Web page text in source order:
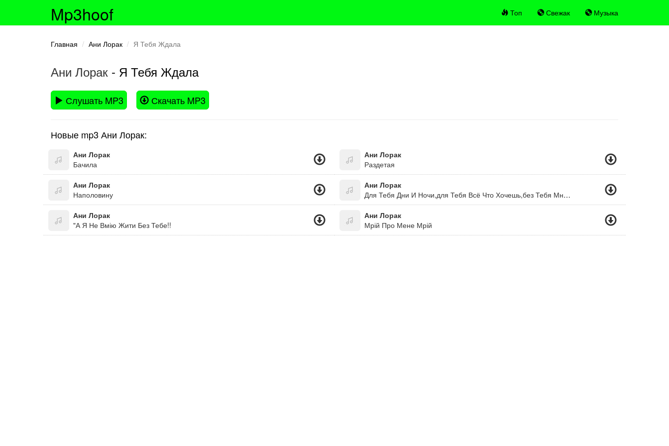
Mp3hoof Топ Свежак Музыка
Главная Ани Лорак Я Тебя Ждала
Ани Лорак - Я Тебя Ждала
Слушать MP3 Скачать MP3
Новые mp3 Ани Лорак:
Ани Лорак
Бачила
Ани Лорак
Раздетая
Ани Лорак
Наполовину
Ани Лорак
Для Тебя Дни И Ночи,для Тебя Всё Что Хочешь,без Тебя Мне Не Надо,только Будь Со Мною Рядом..
Ани Лорак
"А Я Не Вмію Жити Без Тебе!!
Ани Лорак
Мрій Про Мене Мрій